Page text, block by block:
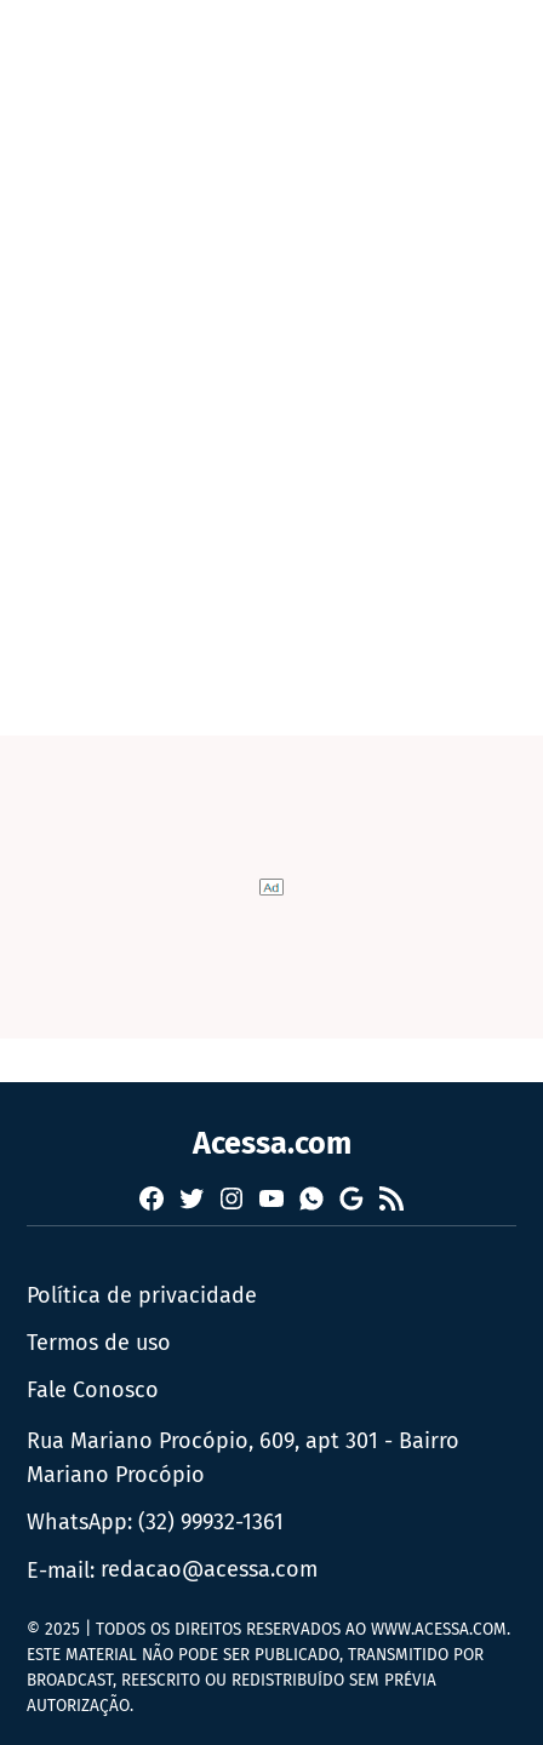
Acessa.com
Facebook
TwitterInstagram
YouTubeWhatsapp
Google
News
RSS
Política de privacidade
Termos de uso
Fale Conosco
Rua Mariano Procópio, 609, apt 301 - Bairro
Mariano Procópio
WhatsApp:(32) 99932-1361
E-mail: redacao@acessa.com
© 2025 | TODOS OS DIREITOS RESERVADOS AO WWW.ACESSA.COM.
ESTE MATERIAL NÃO PODE SER PUBLICADO, TRANSMITIDO POR
BROADCAST, REESCRITO OU REDISTRIBUÍDO SEM PRÉVIA
AUTORIZAÇÃO.